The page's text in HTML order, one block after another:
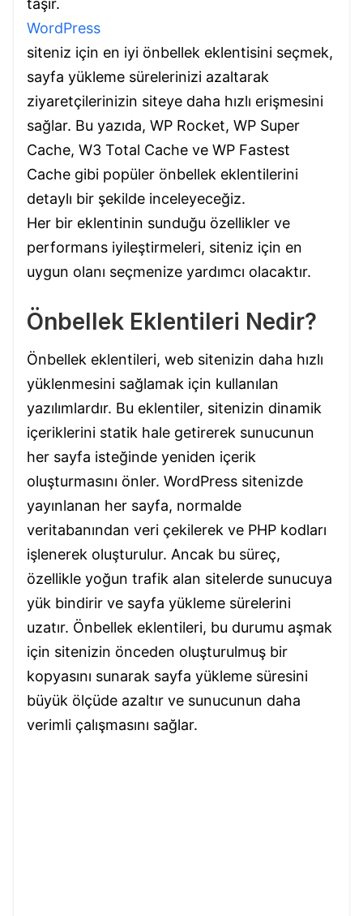
WordPress
siteniz için en iyi önbellek eklentisini seçmek,
sayfa yükleme sürelerinizi azaltarak
ziyaretçilerinizin siteye daha hızlı erişmesini
sağlar. Bu yazıda, WP Rocket, WP Super
Cache, W3 Total Cache ve WP Fastest
Cache gibi popüler önbellek eklentilerini
detaylı bir şekilde inceleyeceğiz.
Her bir eklentinin sunduğu özellikler ve
performans iyileştirmeleri, siteniz için en
uygun olanı seçmenize yardımcı olacaktır.
Önbellek Eklentileri Nedir?
Önbellek eklentileri, web sitenizin daha hızlı
yüklenmesini sağlamak için kullanılan
yazılımlardır. Bu eklentiler, sitenizin dinamik
içeriklerini statik hale getirerek sunucunun
her sayfa isteğinde yeniden içerik
oluşturmasını önler. WordPress sitenizde
yayınlanan her sayfa, normalde
veritabanından veri çekilerek ve PHP kodları
işlenerek oluşturulur. Ancak bu süreç,
özellikle yoğun trafik alan sitelerde sunucuya
yük bindirir ve sayfa yükleme sürelerini
uzatır. Önbellek eklentileri, bu durumu aşmak
için sitenizin önceden oluşturulmuş bir
kopyasını sunarak sayfa yükleme süresini
büyük ölçüde azaltır ve sunucunun daha
verimli çalışmasını sağlar.